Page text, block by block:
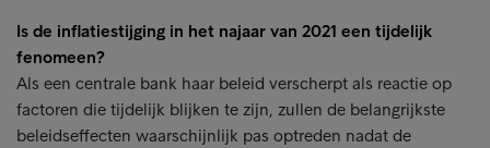
Is de inflatiestijging in het najaar van 2021 een tijdelijk
fenomeen?
Als een centrale bank haar beleid verscherpt als reactie op
factoren die tijdelijk blijken te zijn, zullen de belangrijkste
beleidseffecten waarschijnlijk pas optreden nadat de